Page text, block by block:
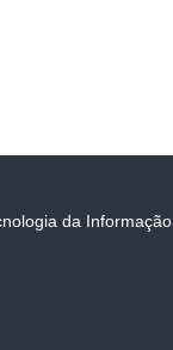
da Informação